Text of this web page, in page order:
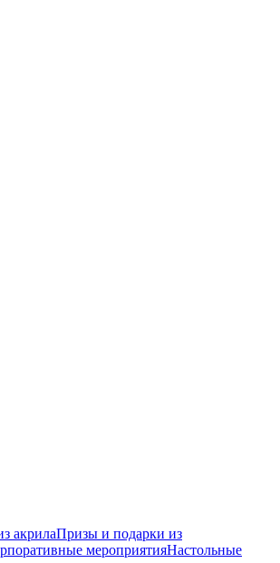
акрилаПризы и подарки из
мероприятияНастольные